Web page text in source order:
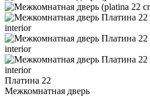
Платина 22
Межкомнатная дверь